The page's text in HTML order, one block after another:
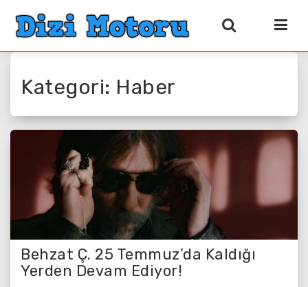
Kategori: Haber
Behzat Ç. 25 Temmuz’da Kaldığı
Yerden Devam Ediyor!